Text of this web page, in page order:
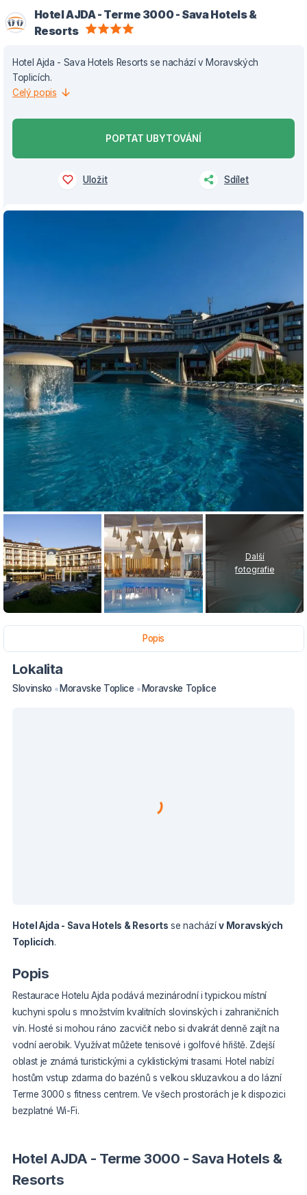
Hotel AJDA - Terme 3000 - Sava Hotels &
Resorts
Hotel Ajda - Sava Hotels Resorts se nachází v Moravských
Toplicích.
Celý popis
POPTAT UBYTOVÁNÍ
Uložit Sdílet
Další
fotografie
Popis
Lokalita
Slovinsko Moravske Toplice Moravske Toplice
Hotel Ajda - Sava Hotels & Resorts se nacházív Moravských
Toplicích.
Popis
Restaurace Hotelu Ajda podává mezinárodní i typickou místní
kuchyni spolu s množstvím kvalitních slovinských i zahraničních
vín. Hosté si mohou ráno zacvičit nebo si dvakrát denně zajít na
vodní aerobik. Využívat můžete tenisové i golfové hřiště. Zdejší
oblast je známá turistickými a cyklistickými trasami. Hotel nabízí
hostům vstup zdarma do bazénů s velkou skluzavkou a do lázní
Terme 3000 s fitness centrem. Ve všech prostorách je k dispozici
bezplatné Wi-Fi.
Hotel AJDA - Terme 3000 - Sava Hotels &
Resorts